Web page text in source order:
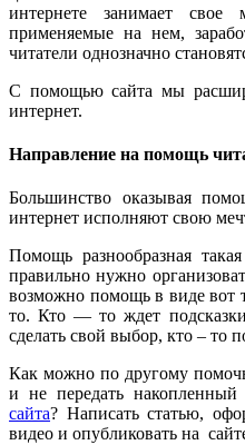
интернете занимает
применяемые на нем,
читатели однозначно
С помощью сайта мы
интернет.
Направление на помощь
Большинство оказывая
интернет исполняют свою
Помощь разнообразная
правильно нужно
возможно помощь в виде вот
то. Кто — то ждет
сделать свой выбор, кто – то
Как можно по другому
и не передать
сайта? Написать статью,
видео и опубликовать на